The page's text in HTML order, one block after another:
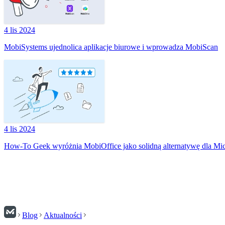
4 lis 2024
MobiSystems ujednolica aplikacje biurowe i wprowadza MobiScan
4 lis 2024
How-To Geek wyróżnia MobiOffice jako solidną alternatywę dla
Blog
Aktualności